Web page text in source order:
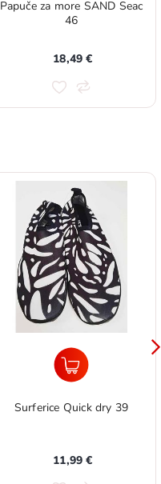
Papuče za more SAND Seac
46
18,49 €
Surferice Quick dry 39
11,99 €